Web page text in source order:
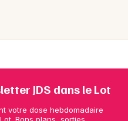
JDS dans le Lot
votre dose hebdomadaire